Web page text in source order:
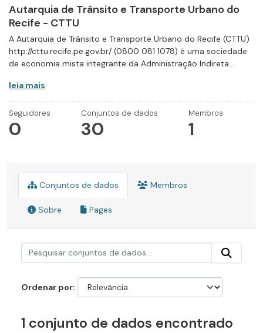
Autarquia de Trânsito e Transporte Urbano do
Recife - CTTU
A Autarquia de Trânsito e Transporte Urbano do Recife (CTTU)
http://cttu.recife.pe.gov.br/ (0800 081 1078) é uma sociedade
de economia mista integrante da Administração Indireta...
leia mais
Seguidores
0
Conjuntos de dados
30
Membros
1
Conjuntos de dados Membros
Sobre Pages
Ordenar por
1 conjunto de dados encontrado